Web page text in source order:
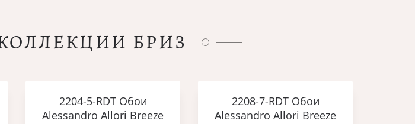
БРИЗ
2204-5-RDT Обои
Alessandro Allori Breeze
2208-7-RDT Обои
Alessandro Allori Breeze